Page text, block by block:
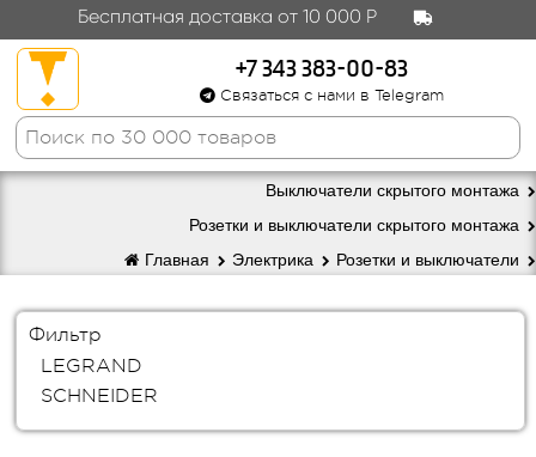
Бесплатная доставка от 10 000 Р
+7 343 383-00-83
Связаться с нами в Telegram
Выключатели скрытого монтажа
Розетки и выключатели скрытого монтажа
Розетки и выключатели
Электрика
Главная
Фильтр
LEGRAND
SCHNEIDER